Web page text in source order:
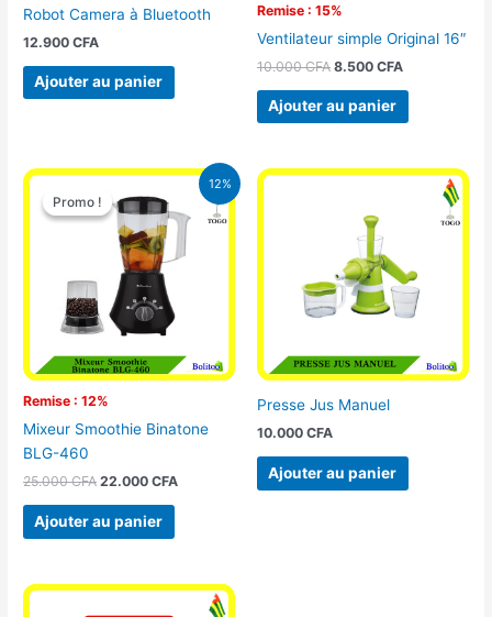
Robot Camera à Bluetooth
12.900CFA
Ajouter au panier
Remise : 15%
Ventilateur simple Original 16″
10.000CFA 8.500 CFA
Ajouter au panier
12%
Promo !
Remise : 12%
Promo !
Mixeur Smoothie Binatone
BLG-460
25.000CFA
Le
prix
initial
était :
25.000 CFA.
22.000CFA
Le
prix
actuel
est :
Ajouter au panier
Presse Jus Manuel
10.000 CFA
Ajouter au panier